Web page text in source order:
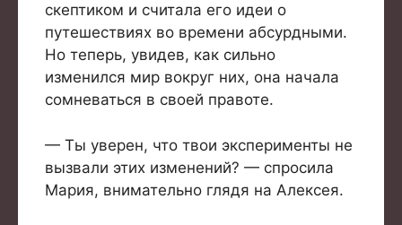
скептиком и считала его идеи о
путешествиях во времени абсурдными.
Но теперь, увидев, как сильно
изменился мир вокруг них, она начала
сомневаться в своей правоте.
— Ты уверен, что твои эксперименты не
вызвали этих изменений? — спросила
Мария, внимательно глядя на Алексея.